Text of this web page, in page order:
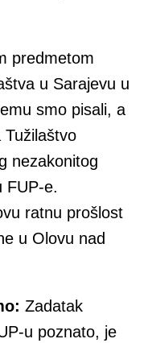
predmetom
u Sarajevu u
smo pisali, a
nezakonitog
FUP-e.
ratnu prošlost
u Olovu nad
Zadatak
u poznato, je